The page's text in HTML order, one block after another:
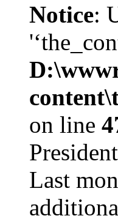
Notice:
on line
Last